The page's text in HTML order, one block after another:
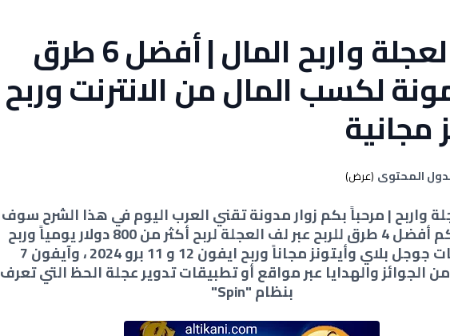
لف العجلة واربح المال | أفضل 6 طرق
لكسب المال من الانترنت وربح
مجانية
المحتوى (عرض)
واربح | مرحباً بكم زوار مدونة تقني العرب اليوم في هذا الشرح سوف
نقدم لكم أفضل 4 طرق للربح عبر لف العجلة لربح أكثر من 800 دولار يومياً وربح
بطاقات جوجل بلاي وأيتونز مجاناً وربح ايفون 12 و 11 برو 2024 ، وآيفون 7
الجوائز والهدايا عبر مواقع أو تطبيقات تدوير عجلة الحظ التي تعرف
بنظام "Spin"